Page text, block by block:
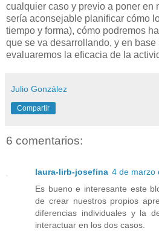
cualquier caso y previo a poner en
sería aconsejable planificar cómo
tiempo y forma), cómo podremos
que se va desarrollando, y en base
evaluaremos la eficacia de la
Julio González
Compartir
6 comentarios:
laura-lirb-josefina 4 de marzo
Es bueno e interesante este
de crear nuestros propios
diferencias individuales y la
interactuar en los dos casos.